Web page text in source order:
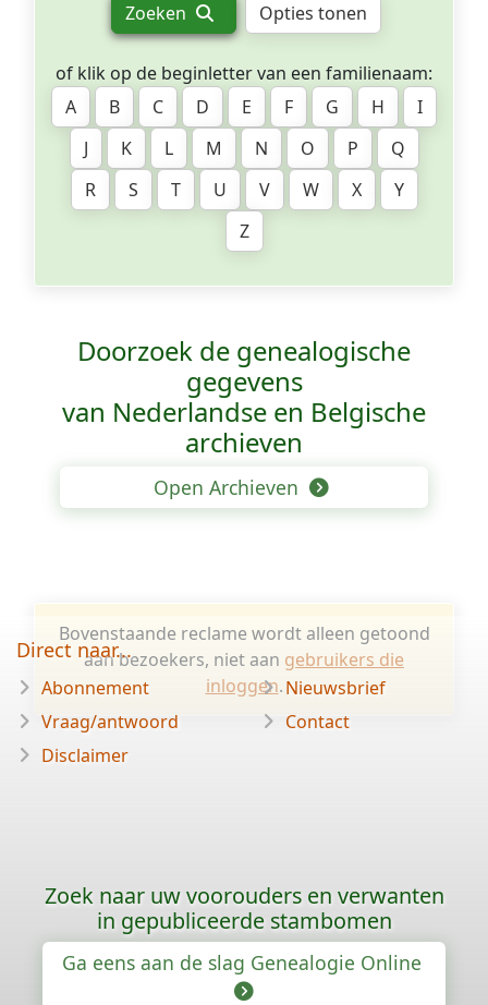
Zoeken Opties tonen
of klik op de beginletter van een familienaam:
A
B C D E F G H
I
J
K L M N O P
Q
R
S T U V W X
Y
Z
Doorzoek de genealogische
gegevens
van Nederlandse en Belgische
archieven
Open Archieven
Bovenstaande reclame wordt alleen getoond
aan bezoekers, niet aan gebruikers die
inloggen.
Direct naar...
Abonnement
Vraag/antwoord
Disclaimer
Nieuwsbrief
Contact
Zoek naar uw voorouders en verwanten
in gepubliceerde stambomen
Ga eens aan de slag Genealogie Online